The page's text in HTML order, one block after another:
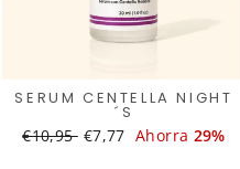
SERUM CENTELLA NIGHT
´S
Translation
€10,95 Translation
€7,77 Ahorra 29%